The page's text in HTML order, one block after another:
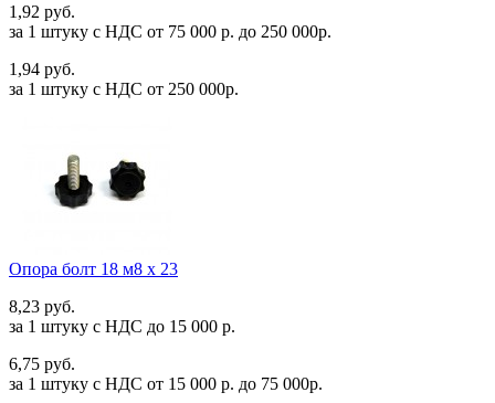
1,92 руб.
за 1 штуку c НДС от 75 000 р. до 250 000р.
1,94 руб.
за 1 штуку c НДС от 250 000р.
Опора болт 18 м8 х 23
8,23 руб.
за 1 штуку c НДС до 15 000 р.
6,75 руб.
за 1 штуку c НДС от 15 000 р. до 75 000р.